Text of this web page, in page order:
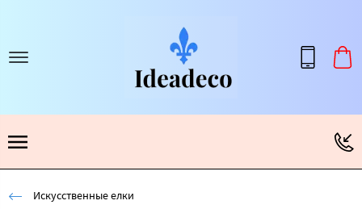
Искусственные елки